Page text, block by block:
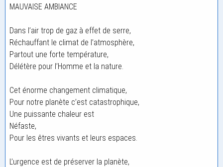
MAUVAISE AMBIANCE
Dans l’air trop de gaz à effet de serre,
Réchauffant le climat de l’atmosphère,
Partout une forte température,
Délétère pour l’Homme et la nature.
Cet énorme changement climatique,
Pour notre planète c’est catastrophique,
Une puissante chaleur est
Néfaste,
Pour les êtres vivants et leurs espaces.
L’urgence est de préserver la planète,